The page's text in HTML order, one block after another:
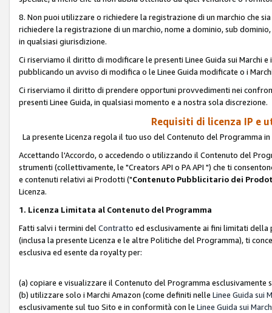
8. Non puoi utilizzare o richiedere la registrazione di un marchio che
richiedere la registrazione di un marchio, nome a dominio, sub
in qualsiasi giurisdizione.
Ci riserviamo il diritto di modificare le presenti Linee Guida sui Marchi
pubblicando un avviso di modifica o le Linee Guida modificate o i
Ci riserviamo il diritto di prendere opportuni provvedimenti nei
presenti Linee Guida, in qualsiasi momento e a nostra sola discrezione.
Requisiti di licenza IP e
La presente Licenza regola il tuo uso del Contenuto del Programma
Accettando l'Accordo, o accedendo o utilizzando il Contenuto del
strumenti (collettivamente, le "Creators API o PA API ") che ti
e contenuti relativi ai Prodotti ("Contenuto Pubblicitario dei
Licenza.
1. Licenza Limitata al Contenuto del Programma
Fatti salvi i termini del Contratto ed esclusivamente ai fini limitati
(inclusa la presente Licenza e le altre Politiche del Programma), ti
esclusiva ed esente da royalty per:
(a) copiare e visualizzare il Contenuto del Programma esclusivamente
(b) utilizzare solo i Marchi Amazon (come definiti nelle Linee Guida sui
esclusivamente sul tuo Sito e in conformità con le Linee Guida sui March